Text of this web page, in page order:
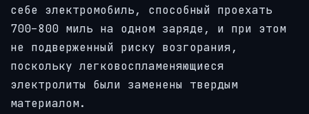
себе электромобиль, способный проехать
700–800 миль на одном заряде, и при этом
не подверженный риску возгорания,
поскольку легковоспламеняющиеся
электролиты были заменены твердым
материалом.